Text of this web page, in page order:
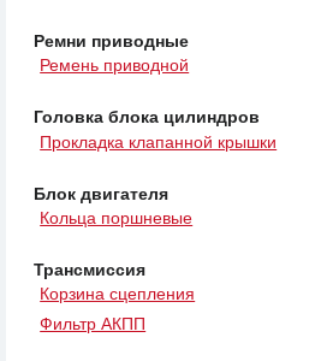
Ремни приводные
Ремень приводной
Головка блока цилиндров
Прокладка клапанной крышки
Блок двигателя
Кольца поршневые
Трансмиссия
Корзина сцепления
Фильтр АКПП